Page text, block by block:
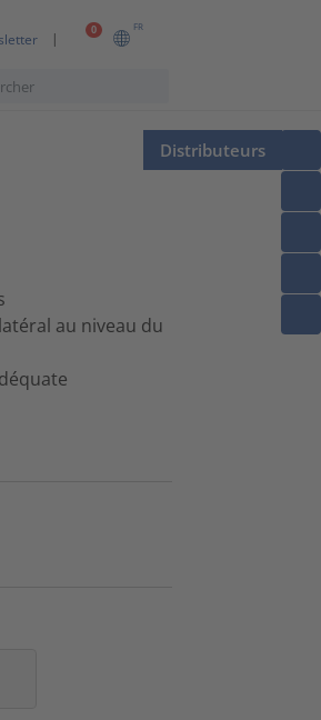
0 FR
Distributeurs
au niveau du